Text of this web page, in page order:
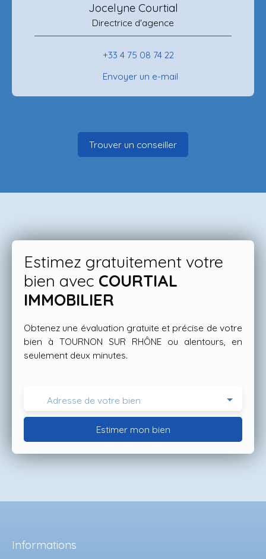
Jocelyne Courtial
Directrice d'agence
+33 4 75 08 74 22
Envoyer un e-mail
Trouver un conseiller
Estimez gratuitement votre
bien avec COURTIAL
IMMOBILIER
Obtenez une évaluation gratuite et précise de votre
bien à TOURNON SUR RHÔNE ou alentours, en
seulement deux minutes.
Adresse de votre bien
Estimer mon bien
Informations